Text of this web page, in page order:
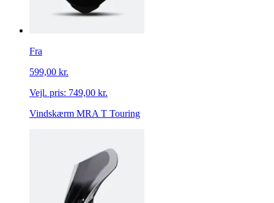
Fra
599,00 kr.
Vejl. pris: 749,00 kr.
Vindskærm MRA T Touring